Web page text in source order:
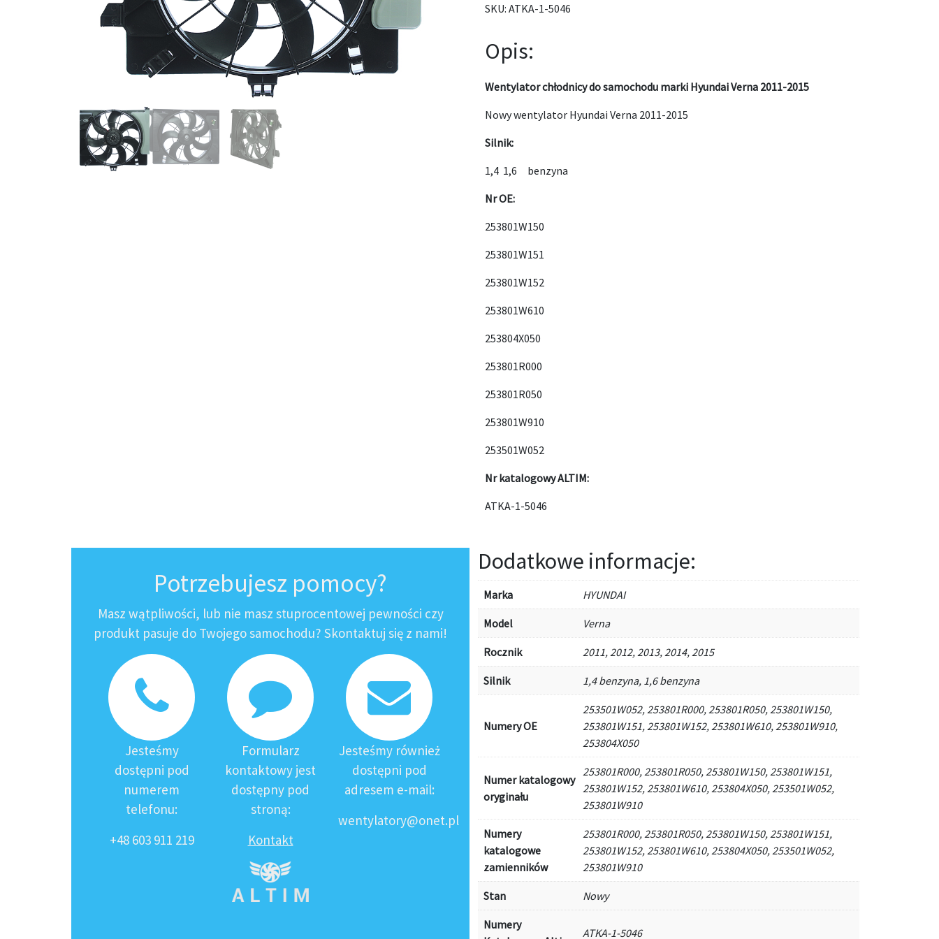
SKU:ATKA-1-5046
Opis:
Wentylator chłodnicy do samochodu marki Hyundai Verna 2011-2015
Nowy wentylator Hyundai Verna 2011-2015
Silnik:
1,4 1,6 benzyna
Nr OE:
253801W150
253801W151
253801W152
253801W610
253804X050
253801R000
253801R050
253801W910
253501W052
Nr katalogowy ALTIM:
ATKA-1-5046
Potrzebujesz pomocy?
Masz wątpliwości, lub nie masz stuprocentowej pewności czy
produkt pasuje do Twojego samochodu? Skontaktuj się z nami!
Jesteśmy
dostępni pod
numerem
telefonu:
+48 603 911 219
Formularz
kontaktowy jest
dostępny pod
stroną:
Kontakt
Jesteśmy również
dostępni pod
adresem e-mail:
wentylatory@onet.pl
Dodatkowe informacje:
Marka HYUNDAI
Model Verna
Rocznik 2011, 2012, 2013, 2014, 2015
Silnik 1,4 benzyna, 1,6 benzyna
Numery OE
253501W052, 253801R000, 253801R050, 253801W150,
253801W151, 253801W152, 253801W610, 253801W910,
253804X050
Numer katalogowy
oryginału
253801R000, 253801R050, 253801W150, 253801W151,
253801W152, 253801W610, 253804X050, 253501W052,
253801W910
Numery
katalogowe
zamienników
253801R000, 253801R050, 253801W150, 253801W151,
253801W152, 253801W610, 253804X050, 253501W052,
253801W910
Stan Nowy
Numery
ATKA-1-5046